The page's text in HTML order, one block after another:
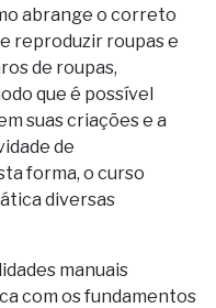
abrange o correto
reproduzir roupas e
de roupas,
que é possível
suas criações e a
de
forma, o curso
diversas
manuais
com os fundamentos